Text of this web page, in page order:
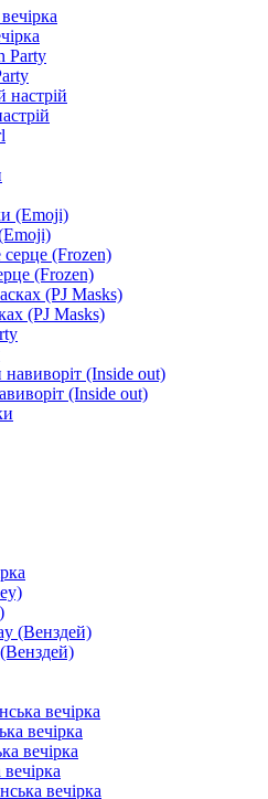
(Frozen)
(PJ Masks)
(Inside out)
вечірка